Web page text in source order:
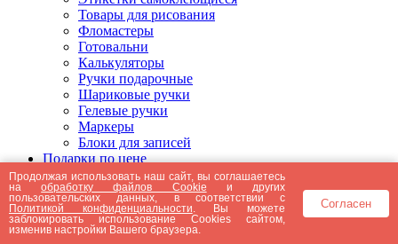
Товары для рисования
Фломастеры
Готовальни
Калькуляторы
Ручки подарочные
Шариковые ручки
Гелевые ручки
Маркеры
Блоки для записей
Подарки по цене
Подарки от 5000 рублей
Подарки до 5000 рублей
Подарки до 3000 рублей
Подарки до 2000 рублей
Подарки до 1000 рублей
Продолжая использовать наш сайт, вы соглашаетесь
наобработку файлов Cookie и других
пользовательских данных, в соответствии с
Политикой конфиденциальности . Вы можете
заблокировать использование Cookies сайтом,
изменив настройки Вашего браузера.
Согласен